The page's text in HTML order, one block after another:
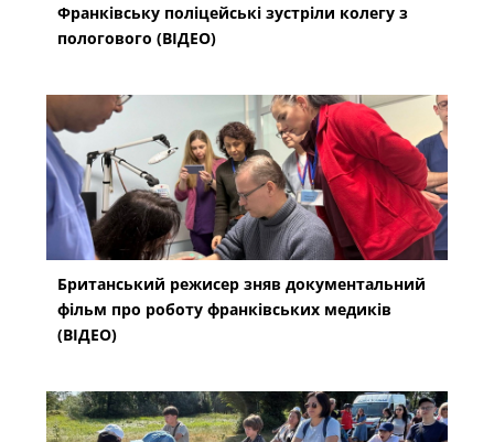
Франківську поліцейські зустріли колегу з
пологового (ВІДЕО)
Британський режисер зняв документальний
фільм про роботу франківських медиків
(ВІДЕО)